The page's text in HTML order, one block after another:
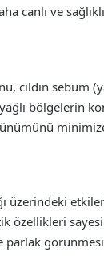
canlı ve
cildin sebum
bölgelerin
üzerindeki
parlak